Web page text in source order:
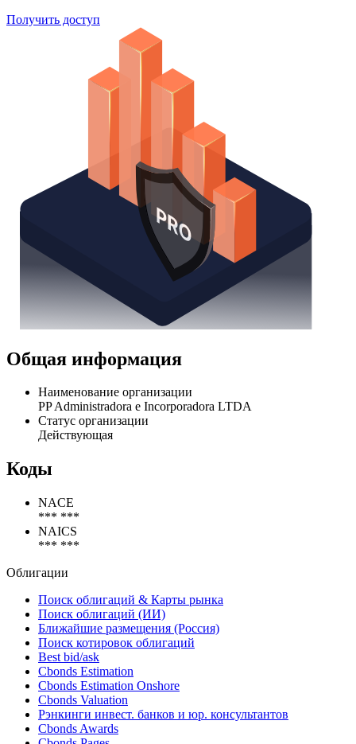
Получить доступ
Общая информация
Наименование организации
PP Administradora e Incorporadora LTDA
Статус организации
Действующая
Коды
NACE
*** ***
NAICS
*** ***
Облигации
Поиск облигаций & Карты рынка
Поиск облигаций (ИИ)
Ближайшие размещения (Россия)
Поиск котировок облигаций
Best bid/ask
Cbonds Estimation
Cbonds Estimation Onshore
Cbonds Valuation
Рэнкинги инвест. банков и юр. консультантов
Cbonds Awards